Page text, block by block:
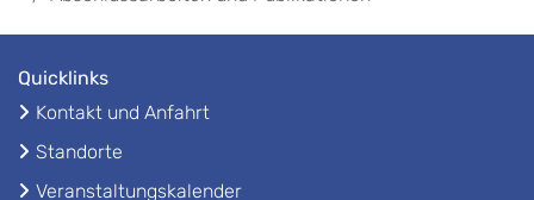
Quicklinks
Kontakt und Anfahrt
Standorte
Veranstaltungskalender